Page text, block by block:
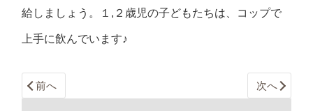
給しましょう。１,２歳児の子どもたちは、コップで
上手に飲んでいます♪
前へ 次へ